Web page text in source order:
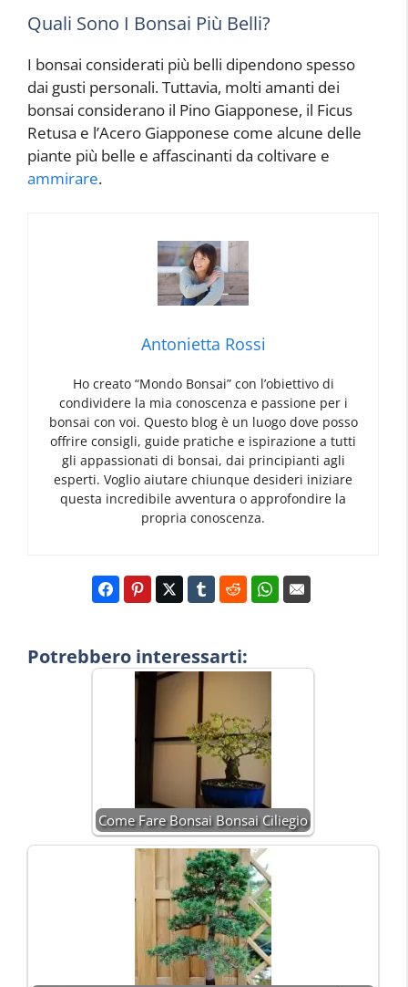
Quali Sono I Bonsai Più Belli?
I bonsai considerati più belli dipendono spesso
dai gusti personali. Tuttavia, molti amanti dei
bonsai considerano il Pino Giapponese, il Ficus
Retusa e l’Acero Giapponese come alcune delle
piante più belle e affascinanti da coltivare e
ammirare.
Antonietta Rossi
Ho creato “Mondo Bonsai” con l’obiettivo di
condividere la mia conoscenza e passione per i
bonsai con voi. Questo blog è un luogo dove posso
offrire consigli, guide pratiche e ispirazione a tutti
gli appassionati di bonsai, dai principianti agli
esperti. Voglio aiutare chiunque desideri iniziare
questa incredibile avventura o approfondire la
propria conoscenza.
Potrebbero interessarti:
Come Fare Bonsai Bonsai Ciliegio